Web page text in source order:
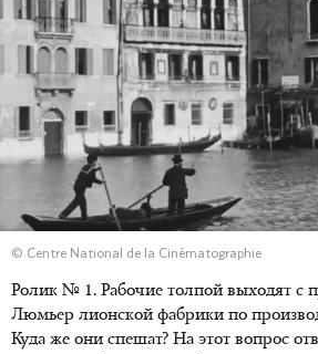
© Centre National de la Cinématographie
Ролик № 1. Рабочие толпой выходят с
Люмьер лионской фабрики по
Куда же они спешат? На этот вопрос